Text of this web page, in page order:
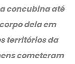
concubina até
dela em
territórios da
cometeram